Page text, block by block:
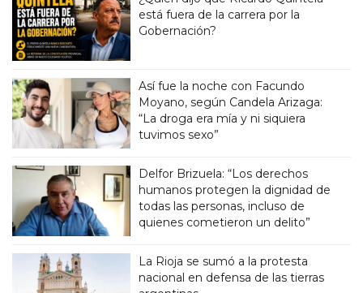
está fuera de la carrera por la
Gobernación?
Así fue la noche con Facundo
Moyano, según Candela Arizaga:
“La droga era mía y ni siquiera
tuvimos sexo”
Delfor Brizuela: “Los derechos
humanos protegen la dignidad de
todas las personas, incluso de
quienes cometieron un delito”
La Rioja se sumó a la protesta
nacional en defensa de las tierras